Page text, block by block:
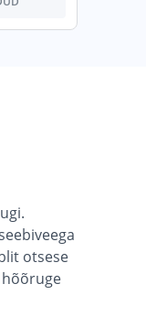
otsese
hõõruge